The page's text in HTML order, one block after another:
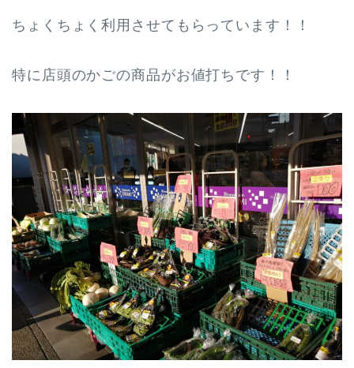
ちょくちょく利用させてもらっています！！
特に店頭のかごの商品がお値打ちです！！